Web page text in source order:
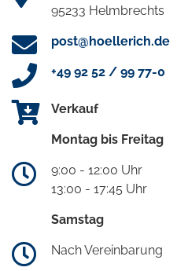
95233 Helmbrechts
post@hoellerich.de
+49 92 52 / 99 77-0
Verkauf
Montag bis Freitag
9:00 - 12:00 Uhr
13:00 - 17:45 Uhr
Samstag
Nach Vereinbarung